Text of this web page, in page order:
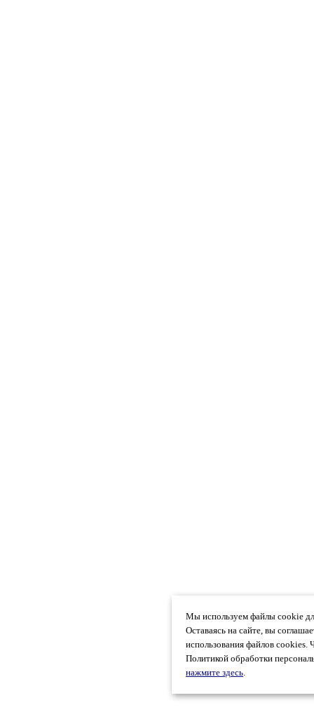
Мы используем файлы cookie
Оставаясь на сайте, вы
использования файлов cookies.
Политикой обработки
нажмите здесь.